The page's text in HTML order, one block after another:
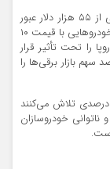
در حالی که میانگین قیمت یک خودروی برقی آمریکایی از ۵۵ هزار دلار عبور
کرده، چین با تکیه بر زنجیره تأمین فوق‌اقتصادی خود، خودروهایی با قیمت ۱۰
را تحت تأثیر قرار
نوظهوری مانند برزیل، بیش از ۹۷ درصد سهم بازار برقی‌ها را
اکنون دونالد ترامپ و واشنگتن با دیوار تعرفه‌های ۱۰۰ درصدی تلاش می‌کنند
خودروسازان